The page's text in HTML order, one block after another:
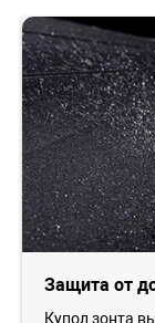
Защита от
Купол зонта